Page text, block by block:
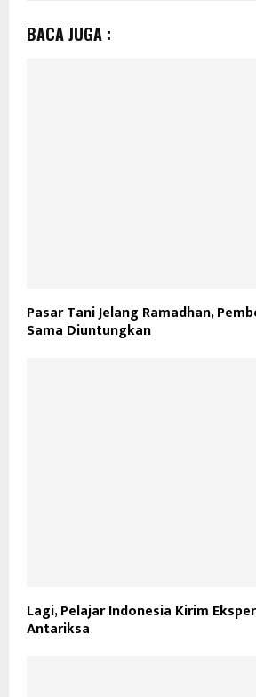
BACA JUGA :
Pasar Tani Jelang Ramadhan,
Sama Diuntungkan
Lagi, Pelajar Indonesia Kirim
Antariksa